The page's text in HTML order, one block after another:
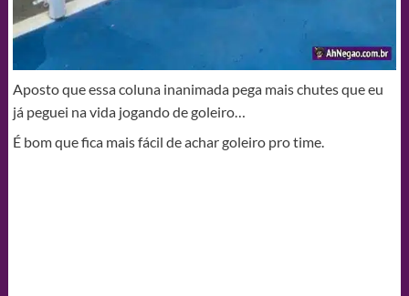
Aposto que essa coluna inanimada pega mais chutes que eu
já peguei na vida jogando de goleiro…
É bom que fica mais fácil de achar goleiro pro time.